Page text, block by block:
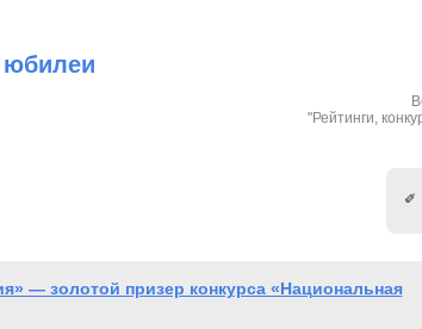
юбилеи
"Рейтинги,
✐
— золотой призер конкурса «Национальная